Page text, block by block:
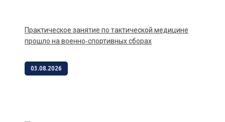
Практическое занятие по тактической медицине
прошло на военно‑спортивных сборах
03.08.2026